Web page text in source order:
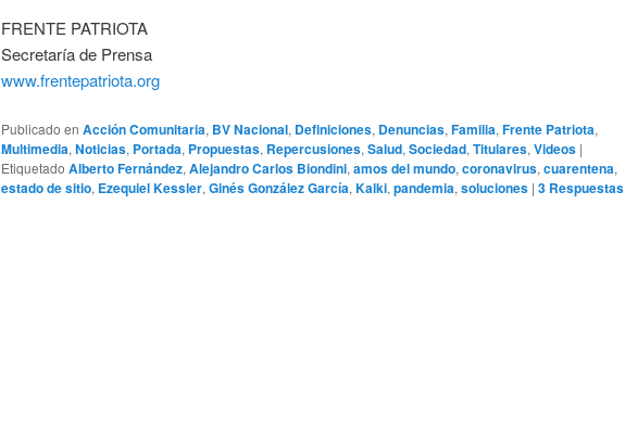
FRENTE PATRIOTA
Secretaría de Prensa
www.frentepatriota.org
Publicado en Acción Comunitaria, BV Nacional, Definiciones, Denuncias,Familia,Frente Patriota,
Multimedia,Noticias, Portada, Propuestas, Repercusiones,Salud,Sociedad,Titulares,Videos |
Etiquetado Alberto Fernández,Alejandro Carlos Biondini,amos del mundo,coronavirus,cuarentena,
estado de sitio, Ezequiel Kessler,Ginés González García,Kalki,pandemia,soluciones | 3 Respuestas